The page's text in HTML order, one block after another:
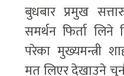
बुधबार प्रमुख
समर्थन फिर्ता
परेका मुख्यमन्त्री
मत लिएर देखाउने